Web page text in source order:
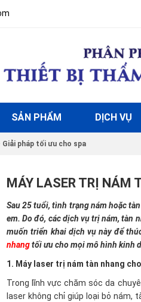
SẢN PHẨM DỊCH VỤ
pháp tối ưu cho spa
MÁY LASER TRỊ NÁM
Sau 25 tuổi, tình trạng nám hoặc
em. Do đó, các dịch vụ trị nám, tàn
muốn triển khai dịch vụ này để
nhangtối ưu cho mọi mô hình kinh
1. Máy laser trị nám tàn nhang
Trong lĩnh vực chăm sóc da
laser không chỉ giúp loại bỏ